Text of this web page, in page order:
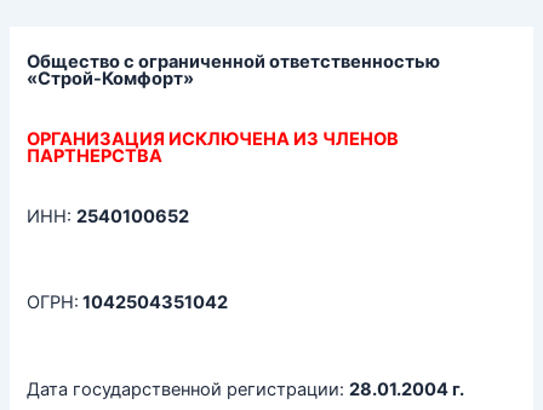
Общество с ограниченной ответственностью
«Строй-Комфорт»
ОРГАНИЗАЦИЯ ИСКЛЮЧЕНА ИЗ ЧЛЕНОВ
ПАРТНЕРСТВА
ИНН:2540100652
ОГРН: 1042504351042
Дата государственной регистрации:28.01.2004 г.